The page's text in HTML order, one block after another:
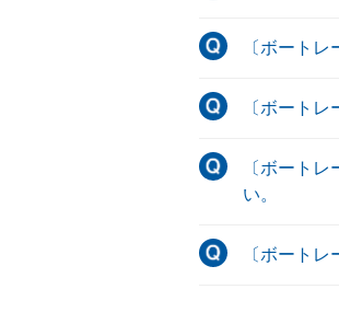
〔ボート
〔ボート
〔ボート
い。
〔ボート